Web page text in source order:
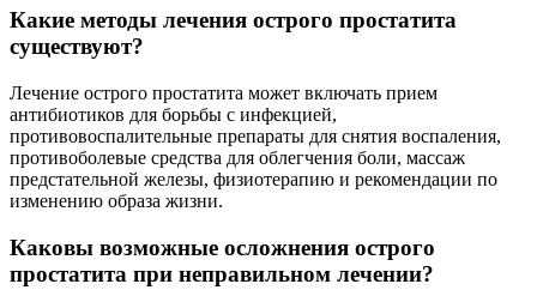
Какие методы лечения острого простатита
существуют?
Лечение острого простатита может включать прием
антибиотиков для борьбы с инфекцией,
противовоспалительные препараты для снятия воспаления,
противоболевые средства для облегчения боли, массаж
предстательной железы, физиотерапию и рекомендации по
изменению образа жизни.
Каковы возможные осложнения острого
простатита при неправильном лечении?